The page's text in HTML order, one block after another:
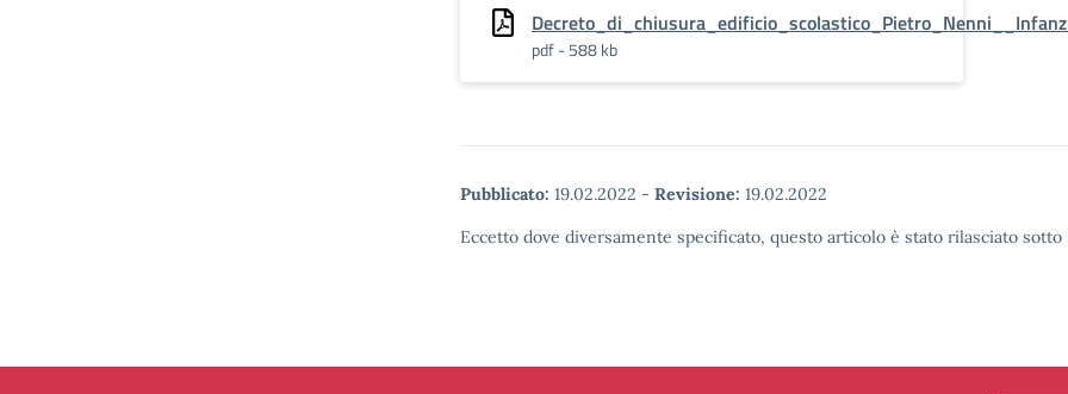
pdf - 588 kb
Pubblicato: 19.02.2022 - Revisione: 19.02.2022
Eccetto dove diversamente specificato, questo articolo è stato rilasciato